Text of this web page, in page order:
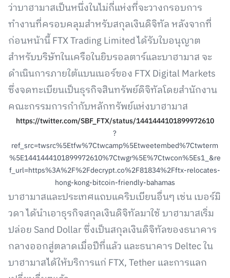
ว่าบาฮามาสเป็นหนึ่งในไม่กี่แห่งที่จะวางกรอบการ
ทำงานที่ครอบคลุมสำหรับสกุลเงินดิจิทัล หลังจากที่
ก่อนหน้านี้ FTX Trading Limited ได้รับใบอนุญาต
สำหรับบริษัทในเครือในยิบรอลตาร์และบาฮามาส จะ
ดำเนินการภายใต้แบนเนอร์ของ FTX Digital Markets
ซึ่งจดทะเบียนเป็นธุรกิจสินทรัพย์ดิจิทัลโดยสำนักงาน
คณะกรรมการกำกับหลักทรัพย์แห่งบาฮามาส
https://twitter.com/SBF_FTX/status/1441444101899972610
?
ref_src=twsrc%5Etfw%7Ctwcamp%5Etweetembed%7Ctwterm
%5E1441444101899972610%7Ctwgr%5E%7Ctwcon%5Es1_&re
f_url=https%3A%2F%2Fdecrypt.co%2F81834%2Fftx-relocates-
hong-kong-bitcoin-friendly-bahamas
บาฮามาสและประเทศแถบแคริบเบียนอื่นๆ เช่น เบอร์มิ
วดา ได้นำเอาธุรกิจสกุลเงินดิจิทัลมาใช้ บาฮามาสเริ่ม
ปล่อย Sand Dollar ซึ่งเป็นสกุลเงินดิจิทัลของธนาคาร
กลางออกสู่ตลาดเมื่อปีที่แล้ว และธนาคาร Deltec ใน
บาฮามาสได้ให้บริการแก่ FTX, Tether และการแลก